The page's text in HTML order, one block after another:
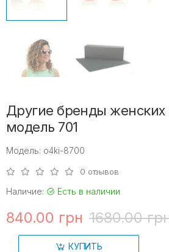
Другие бренды женских
модель 701
Модель: o4ki-8700
0 отзывов
Наличие: Есть в наличии
840.00 грн 1680.00
КУПИТЬ